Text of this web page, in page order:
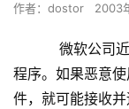
作者： dostor 2003
微软公司近日
程序。如果恶意
件，就可能接收